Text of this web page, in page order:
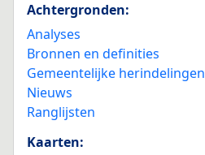
Achtergronden:
Analyses
Bronnen en definities
Gemeentelijke herindelingen
Nieuws
Ranglijsten
Kaarten: